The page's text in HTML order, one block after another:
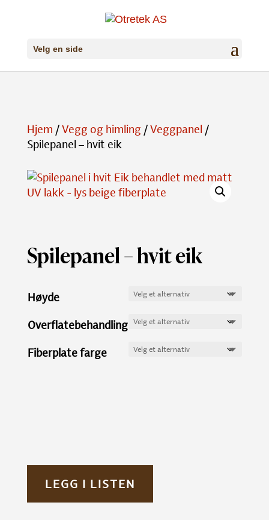
Velg en side
Hjem /Vegg og himling /Veggpanel /
Spilepanel – hvit eik
Spilepanel – hvit eik
Høyde
Overflatebehandling
Fiberplate farge
LEGG I LISTEN